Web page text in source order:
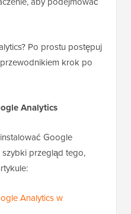
Po prostu postępuj
krok po
Analytics
Google
szybki przegląd tego,
Analytics w